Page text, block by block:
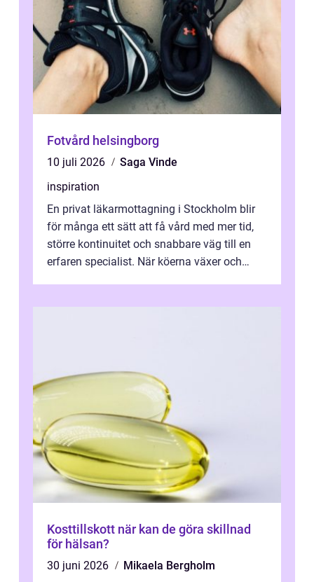
Fotvård helsingborg
10 juli 2026
Saga Vinde
inspiration
En privat läkarmottagning i Stockholm blir
för många ett sätt att få vård med mer tid,
större kontinuitet och snabbare väg till en
erfaren specialist. När köerna växer och
Kosttillskott när kan de göra skillnad
för hälsan?
30 juni 2026
Mikaela Bergholm